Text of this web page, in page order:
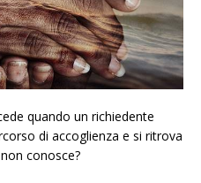
quando un richiedente
di accoglienza e si ritrova
conosce?